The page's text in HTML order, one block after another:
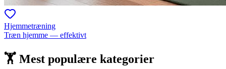
Hjemmetræning
Træn hjemme — effektivt
🏋 Mest populære kategorier